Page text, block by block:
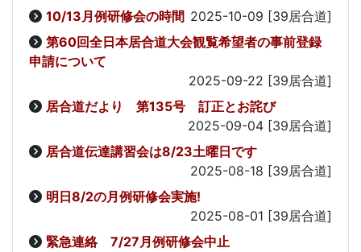
10/13月例研修会の時間 2025-10-09 [39居合道]
第60回全日本居合道大会観覧希望者の事前登録
申請について
2025-09-22 [39居合道]
居合道だより 第135号 訂正とお詫び
2025-09-04 [39居合道]
居合道伝達講習会は8/23土曜日です
2025-08-18 [39居合道]
明日8/2の月例研修会実施!
2025-08-01 [39居合道]
緊急連絡 7/27月例研修会中止